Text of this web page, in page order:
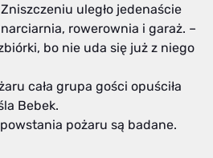
uległo jedenaście
rowerownia i garaż. –
bo nie uda się już z niego
cała grupa gości opuściła
Bebek.
pożaru są badane.